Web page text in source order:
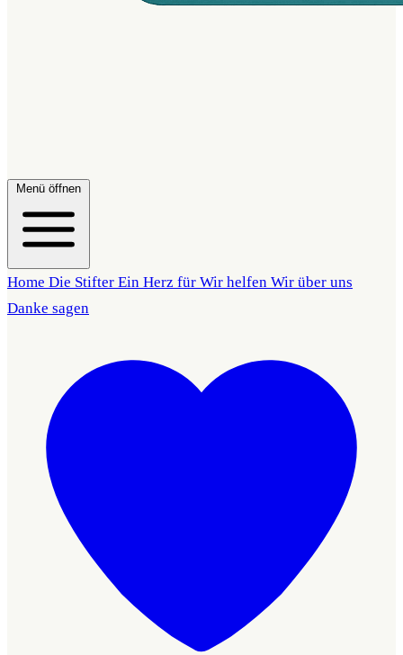
Menü öffnen
Home Die Stifter Ein Herz für Wir helfen Wir über uns
Danke sagen